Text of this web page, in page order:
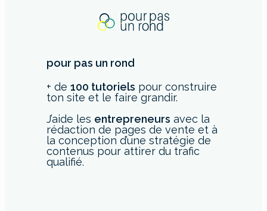
pour pas un rond
+ de 100 tutoriels pour construire
ton site et le faire grandir.
J’aide les entrepreneurs avec la
rédaction de pages de vente et à
la conception d’une stratégie de
contenus pour attirer du trafic
qualifié.